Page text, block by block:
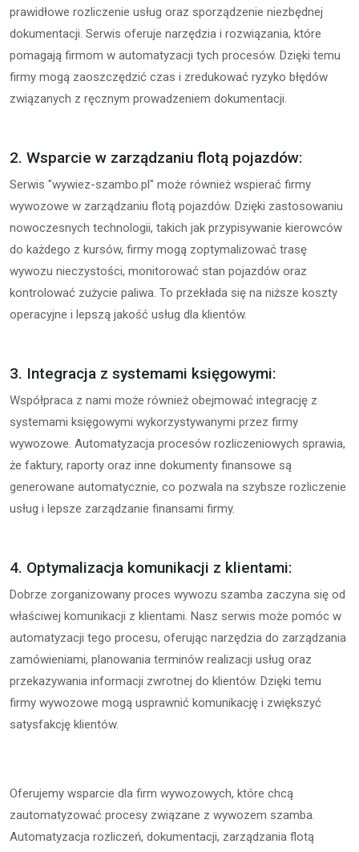
prawidłowe rozliczenie usług oraz sporządzenie niezbędnej
dokumentacji. Serwis oferuje narzędzia i rozwiązania, które
pomagają firmom w automatyzacji tych procesów. Dzięki temu
firmy mogą zaoszczędzić czas i zredukować ryzyko błędów
związanych z ręcznym prowadzeniem dokumentacji.
2. Wsparcie w zarządzaniu flotą pojazdów:
Serwis "wywiez-szambo.pl" może również wspierać firmy
wywozowe w zarządzaniu flotą pojazdów. Dzięki zastosowaniu
nowoczesnych technologii, takich jak przypisywanie kierowców
do każdego z kursów, firmy mogą zoptymalizować trasę
wywozu nieczystości, monitorować stan pojazdów oraz
kontrolować zużycie paliwa. To przekłada się na niższe koszty
operacyjne i lepszą jakość usług dla klientów.
3. Integracja z systemami księgowymi:
Współpraca z nami może również obejmować integrację z
systemami księgowymi wykorzystywanymi przez firmy
wywozowe. Automatyzacja procesów rozliczeniowych sprawia,
że faktury, raporty oraz inne dokumenty finansowe są
generowane automatycznie, co pozwala na szybsze rozliczenie
usług i lepsze zarządzanie finansami firmy.
4. Optymalizacja komunikacji z klientami:
Dobrze zorganizowany proces wywozu szamba zaczyna się od
właściwej komunikacji z klientami. Nasz serwis może pomóc w
automatyzacji tego procesu, oferując narzędzia do zarządzania
zamówieniami, planowania terminów realizacji usług oraz
przekazywania informacji zwrotnej do klientów. Dzięki temu
firmy wywozowe mogą usprawnić komunikację i zwiększyć
satysfakcję klientów.
Oferujemy wsparcie dla firm wywozowych, które chcą
zautomatyzować procesy związane z wywozem szamba.
Automatyzacja rozliczeń, dokumentacji, zarządzania flotą